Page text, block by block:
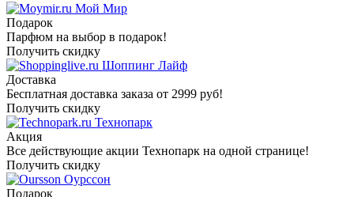
Мой Мир
Подарок
Парфюм на выбор в подарок!
Получить скидку
Шоппинг Лайф
Доставка
Бесплатная доставка заказа от 2999 руб!
Получить скидку
Технопарк
Акция
Все действующие акции Технопарк на одной странице!
Получить скидку
Оурссон
Подарок